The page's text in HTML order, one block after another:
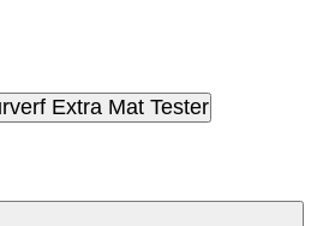
Extra Mat Tester